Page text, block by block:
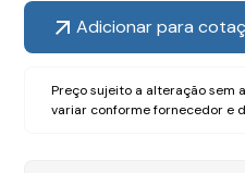
Adicionar para
Preço sujeito a alteração sem
variar conforme fornecedor e